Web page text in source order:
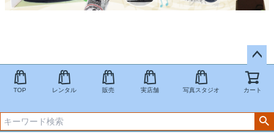
ペー
ジト
へ
TOP レンタル 販売 実店舗 写真スタジオ カート